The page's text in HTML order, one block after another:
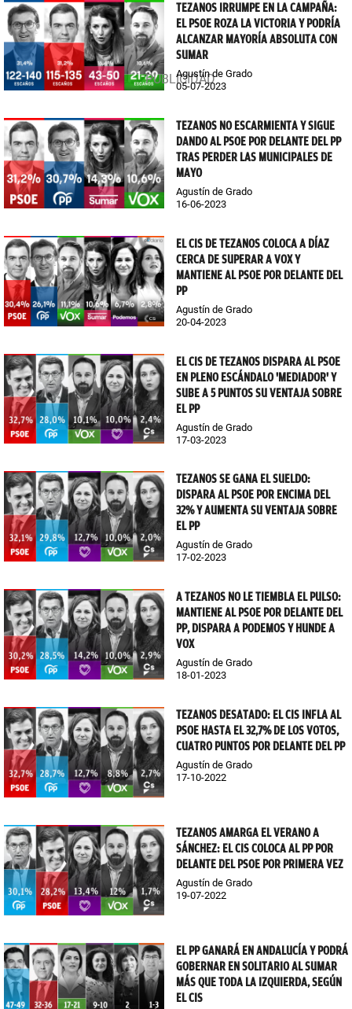
TEZANOS IRRUMPE EN LA CAMPAÑA:
EL PSOE ROZA LA VICTORIA Y PODRÍA
ALCANZAR MAYORÍA ABSOLUTA CON
SUMAR
Agustín de Grado
05-07-2023
TEZANOS NO ESCARMIENTA Y SIGUE
DANDO AL PSOE POR DELANTE DEL PP
TRAS PERDER LAS MUNICIPALES DE
MAYO
Agustín de Grado
16-06-2023
EL CIS DE TEZANOS COLOCA A DÍAZ
CERCA DE SUPERAR A VOX Y
MANTIENE AL PSOE POR DELANTE DEL
PP
Agustín de Grado
20-04-2023
EL CIS DE TEZANOS DISPARA AL PSOE
EN PLENO ESCÁNDALO 'MEDIADOR' Y
SUBE A 5 PUNTOS SU VENTAJA SOBRE
EL PP
Agustín de Grado
17-03-2023
TEZANOS SE GANA EL SUELDO:
DISPARA AL PSOE POR ENCIMA DEL
32% Y AUMENTA SU VENTAJA SOBRE
EL PP
Agustín de Grado
17-02-2023
A TEZANOS NO LE TIEMBLA EL PULSO:
MANTIENE AL PSOE POR DELANTE DEL
PP, DISPARA A PODEMOS Y HUNDE A
VOX
Agustín de Grado
18-01-2023
TEZANOS DESATADO: EL CIS INFLA AL
PSOE HASTA EL 32,7% DE LOS VOTOS,
CUATRO PUNTOS POR DELANTE DEL PP
Agustín de Grado
17-10-2022
TEZANOS AMARGA EL VERANO A
SÁNCHEZ: EL CIS COLOCA AL PP POR
DELANTE DEL PSOE POR PRIMERA VEZ
Agustín de Grado
19-07-2022
EL PP GANARÁ EN ANDALUCÍA Y PODRÁ
GOBERNAR EN SOLITARIO AL SUMAR
MÁS QUE TODA LA IZQUIERDA, SEGÚN
EL CIS